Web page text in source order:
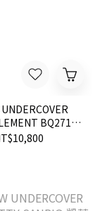
BQ2718-
慢跑鞋 鞋子 現貨